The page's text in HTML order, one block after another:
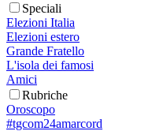
Speciali
Elezioni Italia
Elezioni estero
Grande Fratello
L'isola dei famosi
Amici
Rubriche
Oroscopo
#tgcom24amarcord